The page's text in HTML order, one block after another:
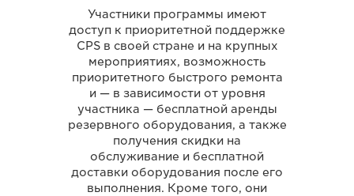
Участники программы имеют
доступ к приоритетной поддержке
CPS в своей стране и на крупных
мероприятиях, возможность
приоритетного быстрого ремонта
и — в зависимости от уровня
участника — бесплатной аренды
резервного оборудования, а также
получения скидки на
обслуживание и бесплатной
доставки оборудования после его
выполнения. Кроме того, они